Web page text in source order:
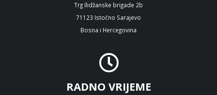
Trg Ilidžanske brigade 2b
71123 Istočno Sarajevo
Bosna i Hercegovina
RADNO VRIJEME